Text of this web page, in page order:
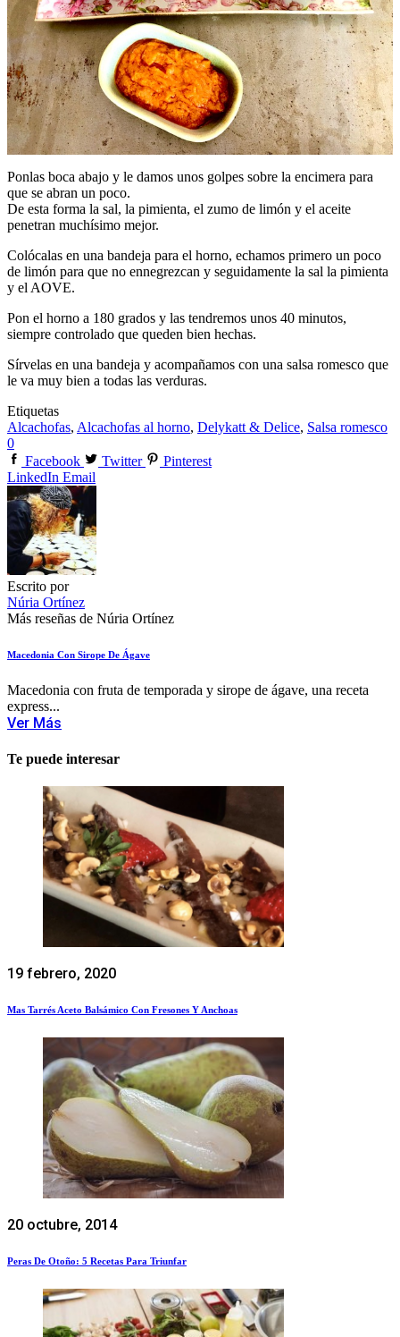
Ponlas boca abajo y le damos unos golpes sobre la encimera para
que se abran un poco.
De esta forma la sal, la pimienta, el zumo de limón y el aceite
penetran muchísimo mejor.
Colócalas en una bandeja para el horno, echamos primero un poco
de limón para que no ennegrezcan y seguidamente la sal la pimienta
y el AOVE.
Pon el horno a 180 grados y las tendremos unos 40 minutos,
siempre controlado que queden bien hechas.
Sírvelas en una bandeja y acompañamos con una salsa romesco que
le va muy bien a todas las verduras.
Etiquetas
Alcachofas, Alcachofas al horno, Delykatt & Delice, Salsa romesco
0
Facebook
Twitter
Pinterest
LinkedIn Email
Escrito por
Núria Ortínez
Más reseñas de Núria Ortínez
Macedonia Con Sirope De Ágave
Macedonia con fruta de temporada y sirope de ágave, una receta
express...
Ver Más
Te puede interesar
19 febrero, 2020
Mas Tarrés Aceto Balsámico Con Fresones Y Anchoas
20 octubre, 2014
Peras De Otoño: 5 Recetas Para Triunfar